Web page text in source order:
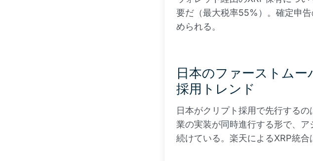
要だ（最大税率55%）。確定申
められる。
日本のファーストム
採用トレンド
日本がクリプト採用で先行する
業の実装が同時進行する形で、
続けている。楽天によるXRP統合